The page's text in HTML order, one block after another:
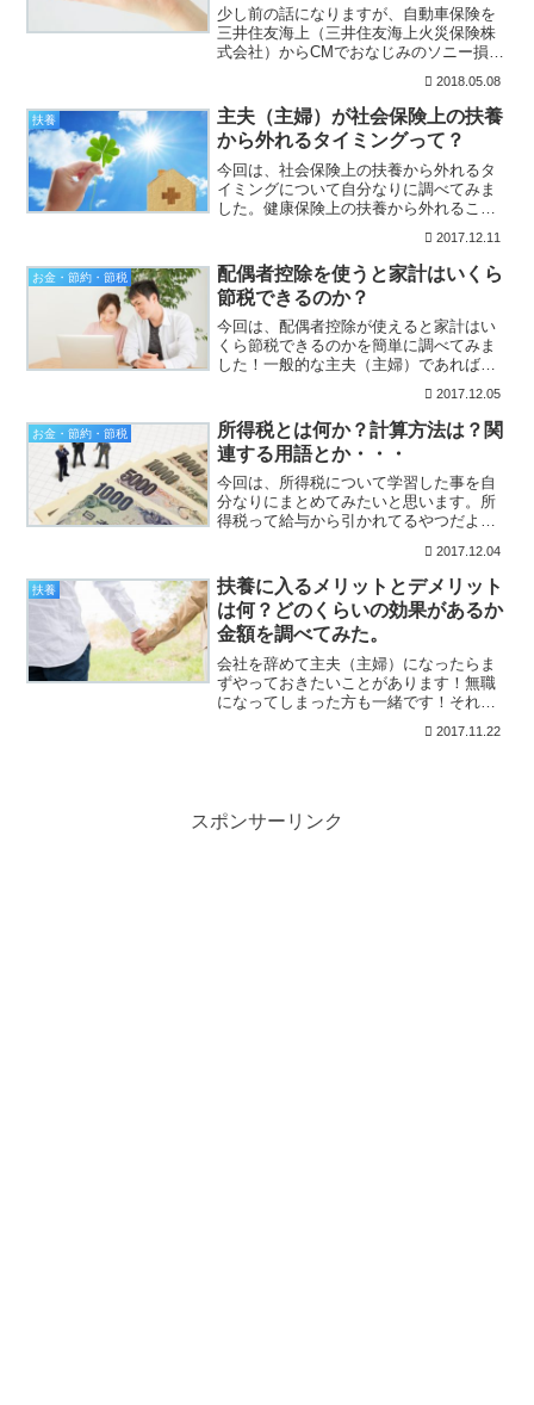
少し前の話になりますが、自動車保険を
三井住友海上（三井住友海上火災保険株
式会社）からCMでおなじみのソニー損保
した。私はディーラーの代理店経由で三
井住友海上に入っていたのですが、ディ
ーラー（代理店）の担当...
2018.05.08
扶養
主夫（主婦）が社会保険上の扶養
から外れるタイミングって？
今回は、社会保険上の扶養から外れるタ
イミングについて自分なりに調べてみま
した。健康保険上の扶養から外れること
かかってしまうのは、家計にとってとて
も大きいですからね！この社会保険上の
扶養については、社会保険...
2017.12.11
お金・節約・節税
配偶者控除を使うと家計はいくら
節税できるのか？
今回は、配偶者控除が使えると家計はい
くら節税できるのかを簡単に調べてみま
した！一般的な主夫（主婦）であれば、
たいですよね！国税庁のHP（タックスア
ンサー）や分かりやすいサイトを見て勉
強したいと思います。そ...
2017.12.05
お金・節約・節税
所得税とは何か？計算方法は？関
連する用語とか・・・
今回は、所得税について学習した事を自
分なりにまとめてみたいと思います。所
得税って給与から引かれてるやつだよな
れば、すこーしだけ参考になるかもしれ
ません。まぁ私は、所得なんて全然ない
んですけどねー（笑）今後...
2017.12.04
扶養
扶養に入るメリットとデメリット
は何？どのくらいの効果があるか
金額を調べてみた。
会社を辞めて主夫（主婦）になったらま
ずやっておきたいことがあります！無職
になってしまった方も一緒です！それ
の扶養に入れてもらうことです！扶養に
2017.11.22
スポンサーリンク